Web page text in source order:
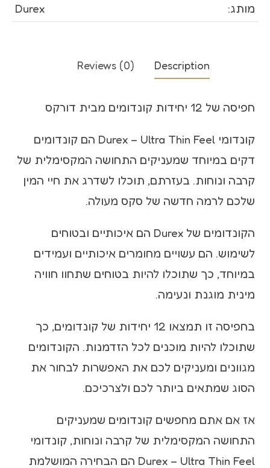
מותג:
Durex
Description
Reviews (0)
חפיסה של 12 יחידות קונדומים מבית דורקס
קונדומי Durex – Ultra Thin Feel הם קונדומים
דקים במיוחד שמעניקים התחושה המקסימלית של
קרבה ונוחות. בעזרתם, תוכלו לשדרג את חיי המין
שלכם לרמה חדשה של סקס מעולה.
הקונדומים של Durex הם איכותיים ובטוחים
לשימוש. הם עשויים מחומרים איכותיים ועמידים
במיוחד, כך שתוכלו להיות בטוחים שתחוו חוויה
מינית מוגנת ונעימה.
בחפיסה זו תמצאו 12 יחידות של קונדומים, כך
שתוכלו להיות מוכנים לכל הזדמנות. הקונדומים
מגוונים ומעניקים לכם את האפשרות לבחור את
הסוג שמתאים ביותר לכם ולצרכיכם.
אז אם אתם מחפשים קונדומים שמעניקים
התחושה המקסימלית של קרבה ונוחות, קונדומי
Durex – Ultra Thin Feel הם הבחירה המושלמת